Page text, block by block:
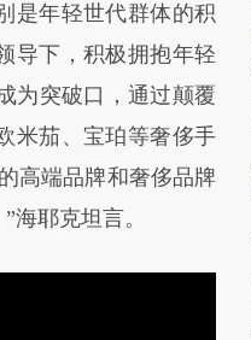
是年轻世代群体的积
导下，积极拥抱年轻
为突破口，通过颠覆
米茄、宝珀等奢侈手
高端品牌和奢侈品牌
耶克坦言。